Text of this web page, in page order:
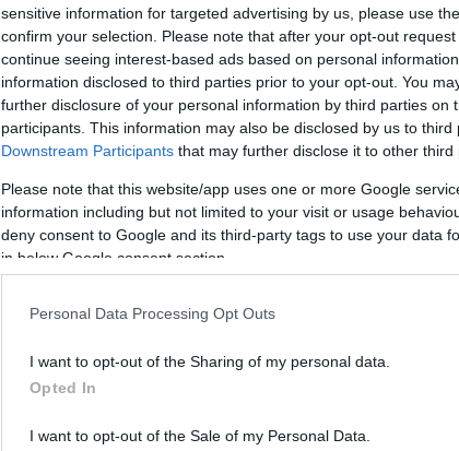
sensitive information for targeted advertising by us, please use
confirm your selection. Please note that after your opt-out
continue seeing interest-based ads based on personal
information disclosed to third parties prior to your opt-out. You
further disclosure of your personal information by third parties on
participants. This information may also be disclosed by us to third
Downstream Participants that may further disclose it to other third
Please note that this website/app uses one or more Google
information including but not limited to your visit or usage
deny consent to Google and its third-party tags to use your data
in below Google consent section.
Personal Data Processing Opt Outs
I want to opt-out of the Sharing of my personal data.
Opted In
I want to opt-out of the Sale of my Personal Data.